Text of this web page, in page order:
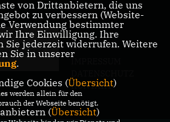
KONTAKT
von Drittanbietern, die uns
zu verbessern (Website-
Verwendung bestimmter
Ihre Einwilligung. Ihre
Sie jederzeit widerrufen. Weitere
Sie in unserer
.
Cookies (Übersicht)
werden allein für den
der Webseite benötigt.
(Übersicht)